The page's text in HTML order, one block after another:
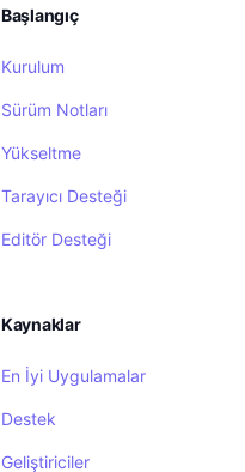
Başlangıç
Kurulum
Sürüm Notları
Yükseltme
Tarayıcı Desteği
Editör Desteği
Kaynaklar
En İyi Uygulamalar
Destek
Geliştiriciler